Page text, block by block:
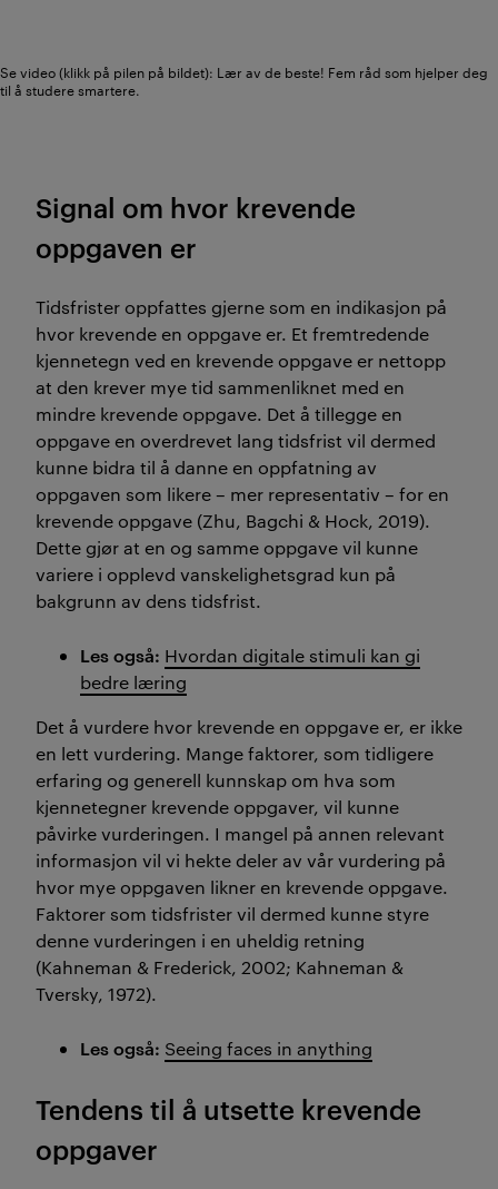
Se video (klikk på pilen på bildet): Lær av de beste! Fem råd som hjelper deg
til å studere smartere.
Signal om hvor krevende
oppgaven er
Tidsfrister oppfattes gjerne som en indikasjon på
hvor krevende en oppgave er. Et fremtredende
kjennetegn ved en krevende oppgave er nettopp
at den krever mye tid sammenliknet med en
mindre krevende oppgave. Det å tillegge en
oppgave en overdrevet lang tidsfrist vil dermed
kunne bidra til å danne en oppfatning av
oppgaven som likere – mer representativ – for en
krevende oppgave (Zhu, Bagchi & Hock, 2019).
Dette gjør at en og samme oppgave vil kunne
variere i opplevd vanskelighetsgrad kun på
bakgrunn av dens tidsfrist.
Les også: Hvordan digitale stimuli kan gi
bedre læring
Det å vurdere hvor krevende en oppgave er, er ikke
en lett vurdering. Mange faktorer, som tidligere
erfaring og generell kunnskap om hva som
kjennetegner krevende oppgaver, vil kunne
påvirke vurderingen. I mangel på annen relevant
informasjon vil vi hekte deler av vår vurdering på
hvor mye oppgaven likner en krevende oppgave.
Faktorer som tidsfrister vil dermed kunne styre
denne vurderingen i en uheldig retning
(Kahneman & Frederick, 2002; Kahneman &
Tversky, 1972).
Les også: Seeing faces in anything
Tendens til å utsette krevende
oppgaver